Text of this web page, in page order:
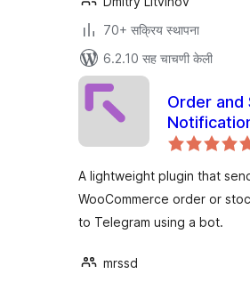
70+ सक्रिय स्थापना
6.2.10 सह चाचणी केली
Order and
Telegram
A lightweight plugin that
WooCommerce order or
to Telegram using a bot.
mrssd